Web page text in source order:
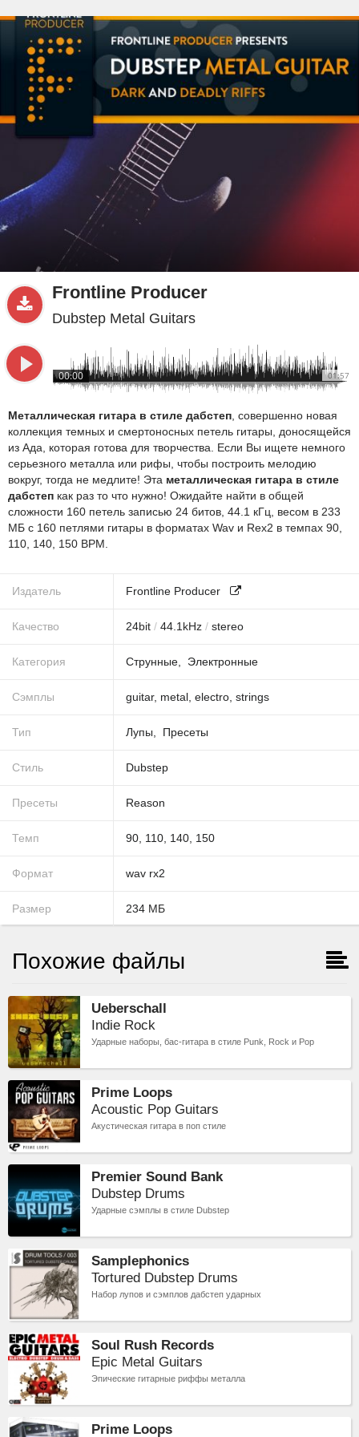
SamplePRO .ru
beta
Frontline Producer
Dubstep Metal Guitars
01:57
00:00
Металлическая гитара в стиле дабстеп , совершенно новая
коллекция темных и смертоносных петель гитары, доносящейся
из Ада, которая готова для творчества. Если Вы ищете немного
серьезного металла или рифы, чтобы построить мелодию
вокруг, тогда не медлите! Эта металлическая гитара в стиле
дабстеп как раз то что нужно! Ожидайте найти в общей
сложности 160 петель записью 24 битов, 44.1 кГц, весом в 233
МБ с 160 петлями гитары в форматах Wav и Rex2 в темпах 90,
110, 140, 150 BPM.
Издатель Frontline Producer
Качество 24bit / 44.1 kHz / stereo
Категория Струнные Электронные
Сэмплы guitar, metal electro strings
Тип Лупы Пресеты
Стиль Dubstep
Пресеты Reason
Темп 90 110 140 150
Формат wav rx2
Размер 234 МБ
Похожие файлы
Ueberschall
Indie Rock
Ударные наборы, бас-гитара в стиле Punk, Rock и Pop
Prime Loops
Acoustic Pop Guitars
Акустическая гитара в поп стиле
Premier Sound Bank
Dubstep Drums
Ударные сэмплы в стиле Dubstep
Samplephonics
Tortured Dubstep Drums
Набор лупов и сэмплов дабстеп ударных
Soul Rush Records
Epic Metal Guitars
Эпические гитарные риффы металла
Prime Loops